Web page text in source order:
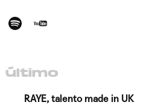
último
RAYE, talento made in UK